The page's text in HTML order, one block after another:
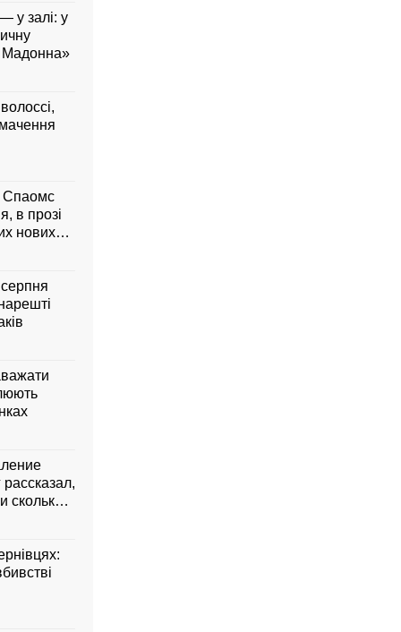
у залі: у
Мадонна»
Спаомс
в прозі
нових
сколько